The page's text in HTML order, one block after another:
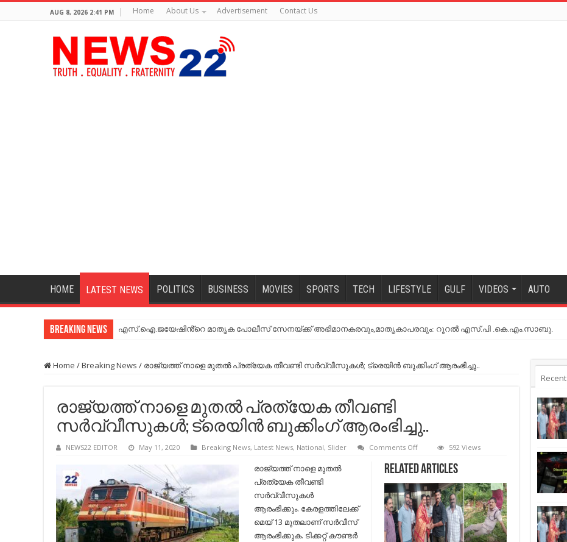
AUG 8, 2026 2:41 PM Home About Us Advertisement Contact Us
HOME LATEST NEWS POLITICS BUSINESS MOVIES SPORTS TECH LIFESTYLE GULF VIDEOS AUTO
Breaking News എസ്.ഐ.ജയേഷിൻ്റെ മാതൃക പോലീസ് സേനയ്ക്ക് അഭിമാനകരവും,മാതൃകാപരവും: റൂറൽ എസ്.പി .കെ.എം.സാബു.
Home /Breaking News / രാജ്യത്ത് നാളെ മുതല്‍ പ്രത്യേക തീവണ്ടി സര്‍വ്വീസുകള്‍; ട്രെയിന്‍ ബുക്കിംഗ് ആരംഭിച്ചു..
രാജ്യത്ത് നാളെ മുതല്‍ പ്രത്യേക തീവണ്ടി
സര്‍വ്വീസുകള്‍; ട്രെയിന്‍ ബുക്കിംഗ് ആരംഭിച്ചു..
NEWS22 EDITOR May 11, 2020 Breaking News, Latest News, National, Slider Comments Offon
നാളെ
മുതല്‍
പ്രത്യേക
തീവണ്ടി
സര്‍വ്വീസുകള്‍;
ട്രെയിന്‍
ബുക്കിംഗ്
ആരംഭിച്ചു..
592 Views
Related Articles
രാജ്യത്ത് നാളെ മുതല്‍
പ്രത്യേക തീവണ്ടി
സര്‍വ്വീസുകള്‍
ആരംഭിക്കും. കേരളത്തിലേക്ക്
മെയ് 13 മുതലാണ് സര്‍വീസ്
ആരംഭിക്കുക. ടിക്കറ്റ് കൗണ്ടര്‍
Recent